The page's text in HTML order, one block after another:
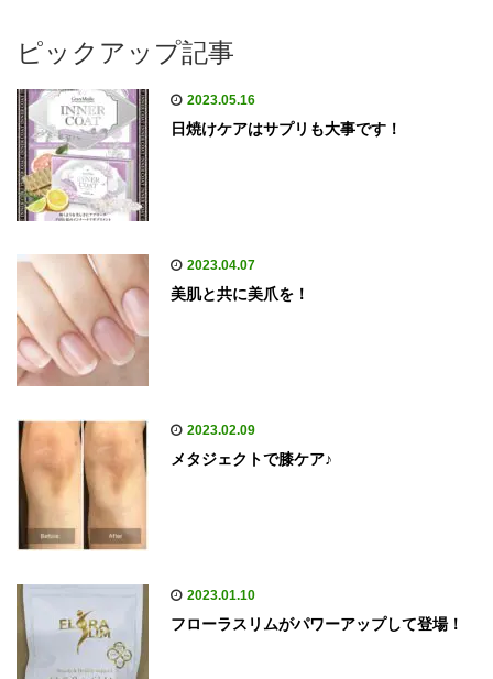
ピックアップ記事
2023.05.16
日焼けケアはサプリも大事です！
2023.04.07
美肌と共に美爪を！
2023.02.09
メタジェクトで膝ケア♪
2023.01.10
フローラスリムがパワーアップして登場！